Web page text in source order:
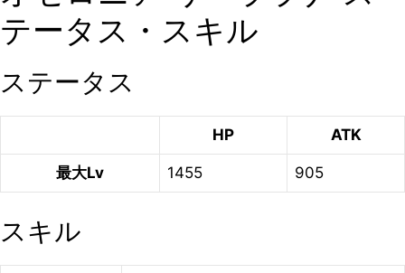
テータス・スキル
ステータス
HP ATK
最大Lv 1455 905
スキル